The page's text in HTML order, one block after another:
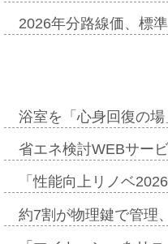
2026年分路線価、標
浴室を「心身回復の
省エネ検討WEBサー
「性能向上リノベ
約7割が物理鍵で管理